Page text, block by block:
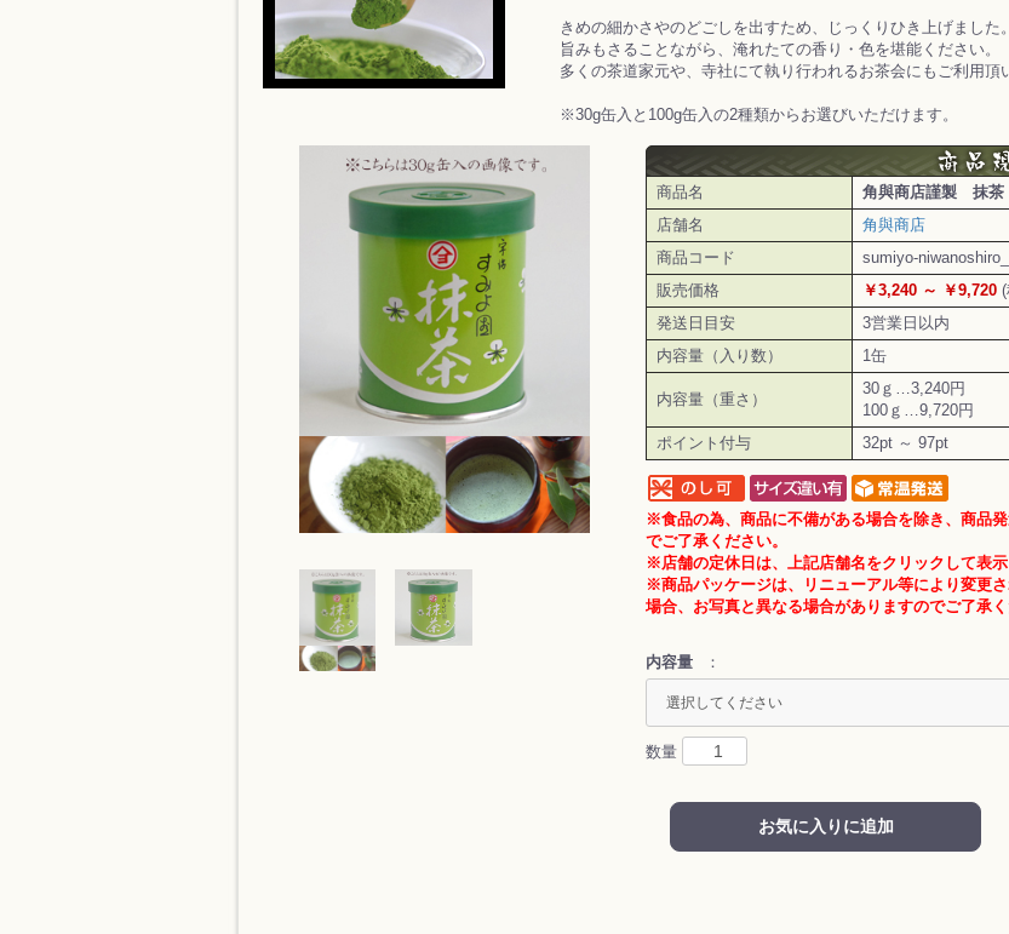
きめの細かさやのどごしを出すため、じっくりひき上げました。
旨みもさることながら、淹れたての香り・色を堪能ください。
多くの茶道家元や、寺社にて執り行われるお茶会にもご利用頂
※30g缶入と100g缶入の2種類からお選びいただけます。
商品名
角與商店謹製 抹
店舗名
角與商店
商品コード
sumiyo-
販売価格
￥3,240 ～ ￥9,720
発送日目安
3営業日以内
内容量（入り数）
1缶
内容量（重さ）
30ｇ…3,240円
100ｇ…9,720円
ポイント付与
32pt ～ 97pt
※食品の為、商品に不備がある場合を除き、商品
でご了承ください。
※店舗の定休日は、上記店舗名をクリックして表
※商品パッケージは、リニューアル等により変更
場合、お写真と異なる場合がありますのでご了承く
内容量 ：
数量
お気に入りに追加